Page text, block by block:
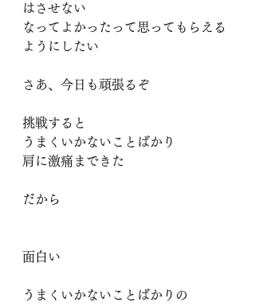
はさせない
なってよかったって思ってもらえる
ようにしたい
さあ、今日も頑張るぞ
挑戦すると
うまくいかないことばかり
肩に激痛まできた
だから
面白い
うまくいかないことばかりの